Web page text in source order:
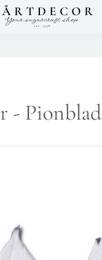
- Pionblad